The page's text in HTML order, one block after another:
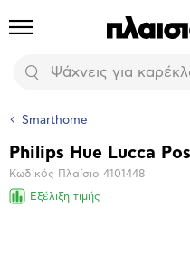
Προϊόντα
Αναζήτηση
Smarthome
Βασικά
χαρακτηριστικά
Philips Hue Lucca
Κωδικός Πλαίσιο 4101448
Εξέλιξη τιμής